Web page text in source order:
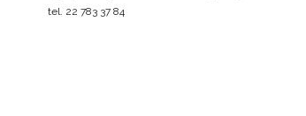
tel. 22 783 37 84